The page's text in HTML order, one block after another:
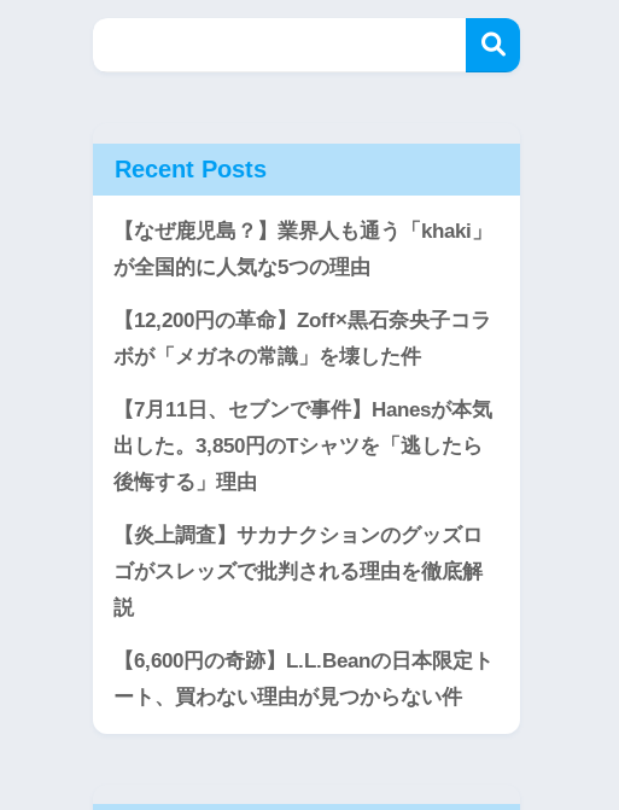
Recent Posts
【なぜ鹿児島？】業界人も通う「khaki」
が全国的に人気な5つの理由
【12,200円の革命】Zoff×黒石奈央子コラ
ボが「メガネの常識」を壊した件
【7月11日、セブンで事件】Hanesが本気
出した。3,850円のTシャツを「逃したら
後悔する」理由
【炎上調査】サカナクションのグッズロ
ゴがスレッズで批判される理由を徹底解
説
【6,600円の奇跡】L.L.Beanの日本限定ト
ート、買わない理由が見つからない件